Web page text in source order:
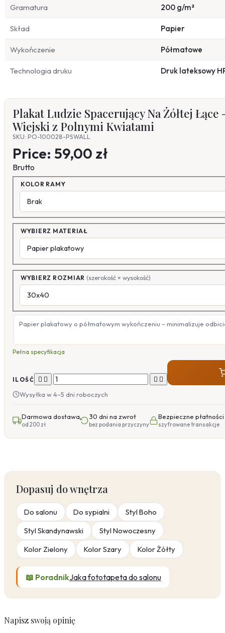
Gramatura 200 g/m²
Skład Papier
Wykończenie Półmatowe
Technologia druku Druk lateksowy
Plakat Ludzie Spacerujący Na Żółtej
Wiejski z Polnymi Kwiatami
SKU: PO-100028-PSWALL
Price: 59,00 zł
Brutto
KOLOR RAMY
WYBIERZ MATERIAŁ
WYBIERZ ROZMIAR (szerokość × wysokość)
Papier plakatowy o półmatowym wykończeniu – minimalizuje
Pełna specyfikacja
ILOŚĆ    
Wysyłka w 4–5 dni roboczych
Darmowa dostawa
od 200 zł
30 dni na zwrot
bez podania przyczyny
Bezpieczne płatności
szyfrowane transakcje
Dopasuj do wnętrza
Do salonu Do sypialni
Styl Boho
Styl Skandynawski
Styl Nowoczesny
Kolor Zielony
Kolor Szary Kolor Żółty
📖 PoradnikJaka fototapeta do salonu
Napisz swoją opinię